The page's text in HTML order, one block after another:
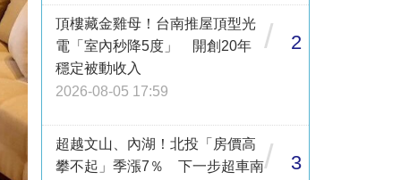
頂樓藏金雞母！台南推屋頂型光
電「室內秒降5度」 開創20年
穩定被動收入
2026-08-05 17:59
/ 2
超越文山、內湖！北投「房價高
攀不起」季漲7％ 下一步超車南/ 3